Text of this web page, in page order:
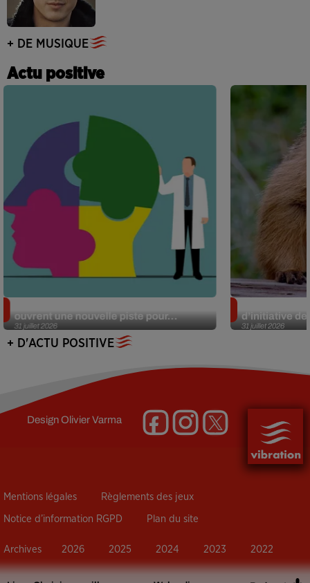
+ DE MUSIQUE
Actu positive
31 juillet 2026
ouvrent une nouvelle piste pour...
31 juillet 2026
d’initiative
+ D'ACTU POSITIVE
DesignOlivier Varma
Mentions légales Règlements des jeux
Notice d’information RGPD Plan du site
Archives 2026 2025 2024 2023 2022